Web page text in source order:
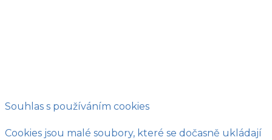
Souhlas s používáním cookies
Cookies jsou malé soubory, které se dočasně ukládají